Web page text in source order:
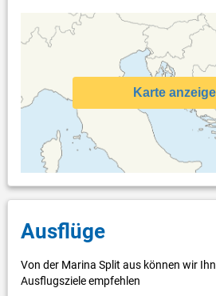
Karte
Ausflüge
Von der Marina Split aus können wir
Ausflugsziele empfehlen